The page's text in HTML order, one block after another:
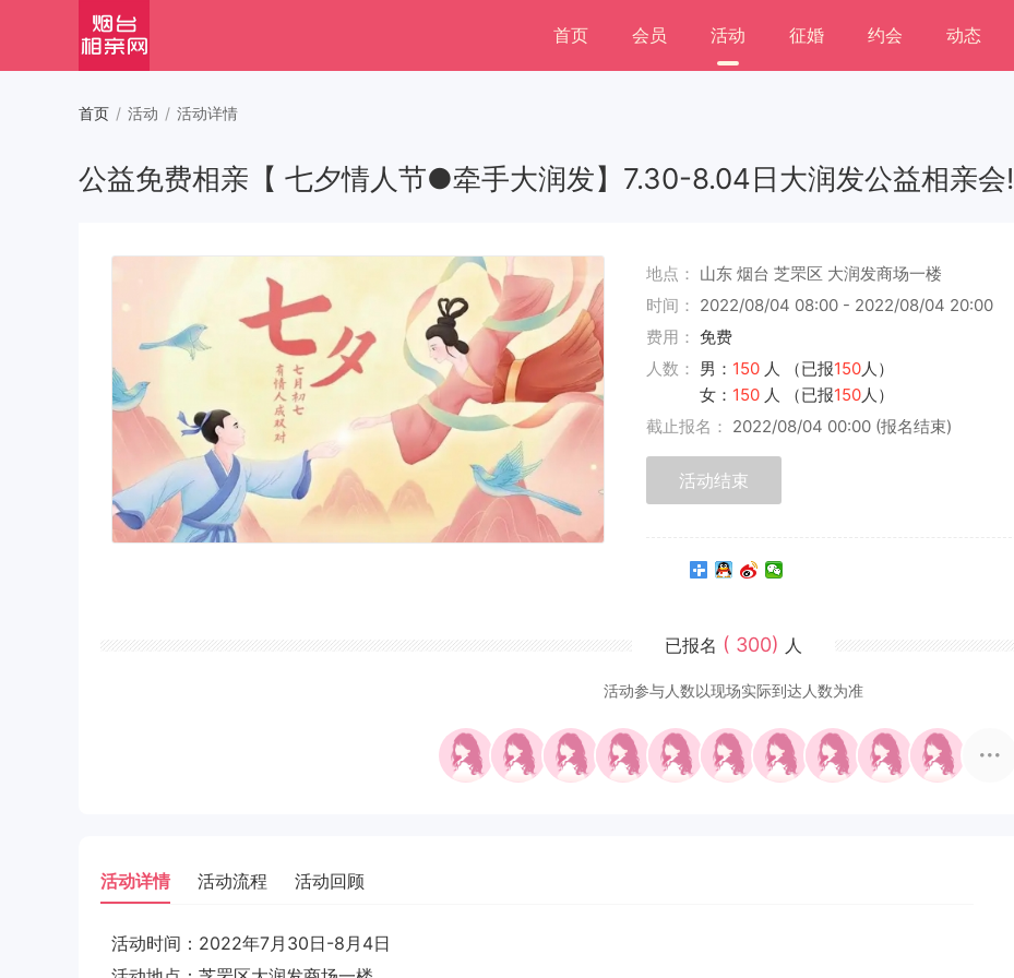
首页 会员 活动 征婚 约会 动态
首页 / 活动 / 活动详情
公益免费相亲【 七夕情人节●牵手大润发】7.30-8.04日大润发公益相亲会!
地点： 山东 烟台 芝罘区 大润发商场一楼
时间： 2022/08/04 08:00 - 2022/08/04 20:00
费用： 免费
人数： 男： 150 人 （已报150人）
女： 150 人 （已报150人）
截止报名： 2022/08/04 00:00 (报名结束)
活动结束
已报名 ( 300) 人
活动参与人数以现场实际到达人数为准
活动详情 活动流程 活动回顾
活动时间：2022年7月30日-8月4日